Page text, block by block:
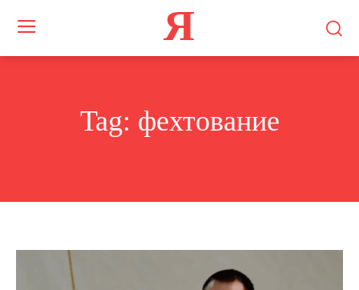
Я
Tag: фехтование